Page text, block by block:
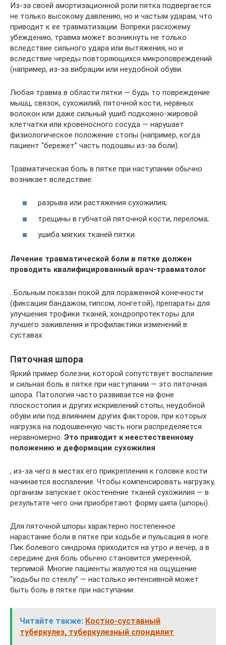
Из-за своей амортизационной роли пятка подвергается
не только высокому давлению, но и частым ударам, что
приводит к ее травматизации. Вопреки расхожему
убеждению, травма может возникнуть не только
вследствие сильного удара или вытяжения, но и
вследствие череды повторяющихся микроповреждений
(например, из-за вибрации или неудобной обуви.
Любая травма в области пятки — будь то повреждение
мышц, связок, сухожилий, пяточной кости, нервных
волокон или даже сильный ушиб подкожно-жировой
клетчатки или кровеносного сосуда — нарушает
физиологическое положение стопы (например, когда
пациент “бережет” часть подошвы из-за боли).
Травматическая боль в пятке при наступании обычно
возникает вследствие:
разрыва или растяжения сухожилия;
трещины в губчатой пяточной кости, перелома;
ушиба мягких тканей пятки.
Лечение травматической боли в пятке должен
проводить квалифицированный врач-травматолог
. Больным показан покой для пораженной конечности
(фиксация бандажом, гипсом, лонгетой), препараты для
улучшения трофики тканей, хондропротекторы для
лучшего заживления и профилактики изменений в
суставах.
Пяточная шпора
Яркий пример болезни, которой сопутствует воспаление
и сильная боль в пятке при наступании — это пяточная
шпора. Патология часто развивается на фоне
плоскостопия и других искривлений стопы, неудобной
обуви или под влиянием других факторов, при которых
нагрузка на подошвенную часть ноги распределяется
неравномерно. Это приводит к неестественному
положению и деформации сухожилия
, из-за чего в местах его прикрепления к головке кости
начинается воспаление. Чтобы компенсировать нагрузку,
организм запускает окостенение тканей сухожилия — в
результате чего они приобретают форму шипа (шпоры).
Для пяточной шпоры характерно постепенное
нарастание боли в пятке при ходьбе и пульсация в ноге.
Пик болевого синдрома приходится на утро и вечер, а в
середине дня боль обычно становится умеренной,
терпимой. Многие пациенты жалуются на ощущение
“ходьбы по стеклу” — настолько интенсивной может
быть боль в пятке при наступании.
Читайте также: Костно-суставный
туберкулез, туберкулезный спондилит